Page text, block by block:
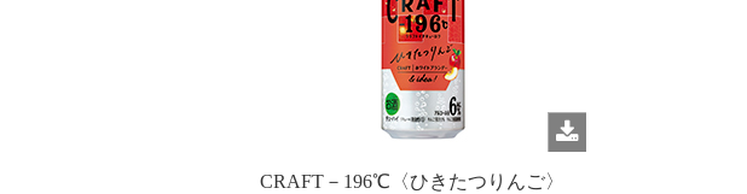
CRAFT－196℃〈ひきたつりんご〉